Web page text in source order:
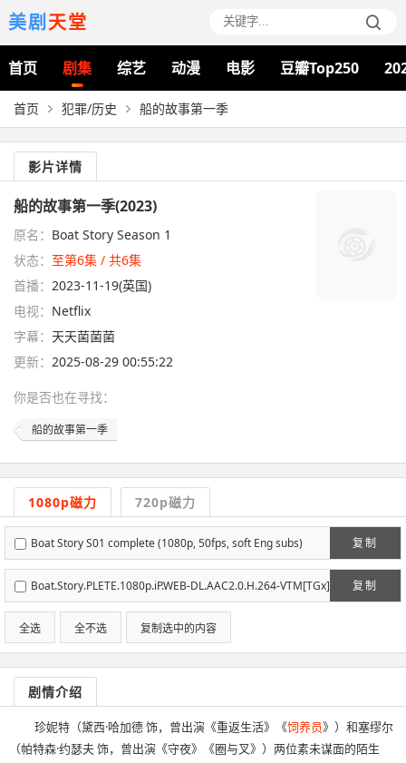
美剧天堂
首页 剧集 综艺 动漫 电影 豆瓣Top250
首页 犯罪/历史 船的故事第一季
影片详情
船的故事第一季(2023)
原名： Boat Story Season 1
状态： 至第6集 / 共6集
首播： 2023-11-19(英国)
电视： Netflix
字幕： 天天菌菌菌
更新： 2025-08-29 00:55:22
你是否也在寻找：
船的故事第一季
1080p磁力 720p磁力
复制
Boat Story S01 complete (1080p, 50fps, soft Eng subs)
复制
Boat.Story.PLETE.1080p.iP.WEB-DL.AAC2.0.H.264-VTM[TGx]
全选 全不选 复制选中的内容
剧情介绍
珍妮特（黛西·哈加德 饰，曾出演《重返生活》《饲养员》）和塞缪尔
（帕特森·约瑟夫 饰，曾出演《守夜》《圈与叉》）两位素未谋面的陌生